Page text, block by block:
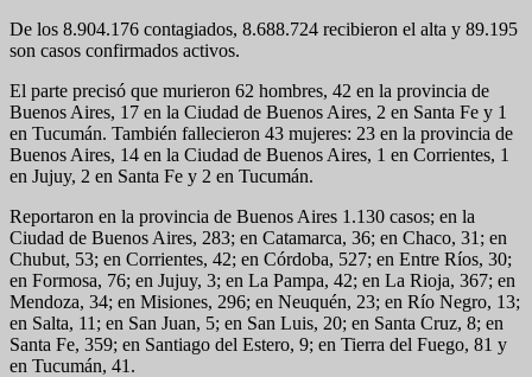
De los 8.904.176 contagiados, 8.688.724 recibieron el alta y 89.195
son casos confirmados activos.
El parte precisó que murieron 62 hombres, 42 en la provincia de
Buenos Aires, 17 en la Ciudad de Buenos Aires, 2 en Santa Fe y 1
en Tucumán. También fallecieron 43 mujeres: 23 en la provincia de
Buenos Aires, 14 en la Ciudad de Buenos Aires, 1 en Corrientes, 1
en Jujuy, 2 en Santa Fe y 2 en Tucumán.
Reportaron en la provincia de Buenos Aires 1.130 casos; en la
Ciudad de Buenos Aires, 283; en Catamarca, 36; en Chaco, 31; en
Chubut, 53; en Corrientes, 42; en Córdoba, 527; en Entre Ríos, 30;
en Formosa, 76; en Jujuy, 3; en La Pampa, 42; en La Rioja, 367; en
Mendoza, 34; en Misiones, 296; en Neuquén, 23; en Río Negro, 13;
en Salta, 11; en San Juan, 5; en San Luis, 20; en Santa Cruz, 8; en
Santa Fe, 359; en Santiago del Estero, 9; en Tierra del Fuego, 81 y
en Tucumán, 41.